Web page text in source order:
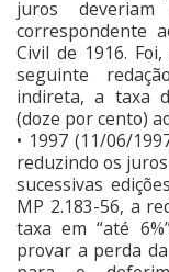
juros
correspondente
Civil de 1916.
seguinte
indireta, a taxa
(doze por cento)
• 1997 (11/06/
reduzindo os
sucessivas
MP 2.183-56, a
taxa em “até
provar a perda